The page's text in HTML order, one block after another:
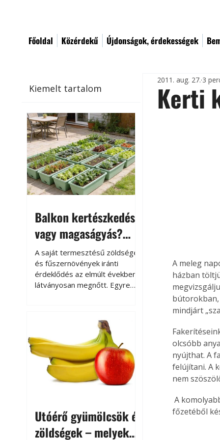
Főoldal Közérdekű Újdonságok, érdekességek
Kiemelt tartalom
Balkon kertészkedés
vagy magaságyás?
Helytakarékos
kertészkedés
A saját termesztésű zöldségek
és fűszernövények iránti
érdeklődés az elmúlt években
látványosan megnőtt. Egyre
kertészkedés sokak számára
kikapcsolódást és feltöltődést
is jelent.
Utóérő gyümölcsök és
zöldségek – melyek
Kerti
2011. aug. 27. 3
A meleg
házban
bútorokban,
mindjárt
olcsóbb
nyújthat. A
felújítani. A
nem
A komolyabb felújításokra kültéri falazúrt ajánlunk, amely növényi olajok és gyanták
főzetéből